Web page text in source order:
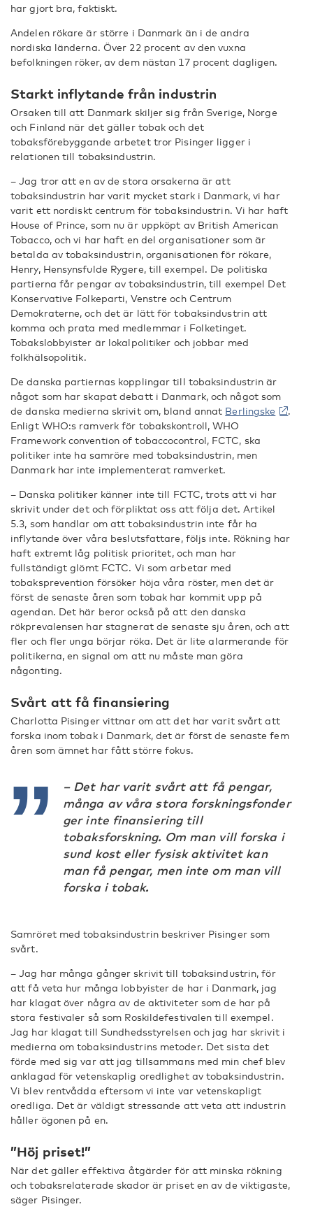
har gjort bra, faktiskt.
Andelen rökare är större i Danmark än i de andra
nordiska länderna. Över 22 procent av den vuxna
befolkningen röker, av dem nästan 17 procent dagligen.
Starkt inflytande från industrin
Orsaken till att Danmark skiljer sig från Sverige, Norge
och Finland när det gäller tobak och det
tobaksförebyggande arbetet tror Pisinger ligger i
relationen till tobaksindustrin.
– Jag tror att en av de stora orsakerna är att
tobaksindustrin har varit mycket stark i Danmark, vi har
varit ett nordiskt centrum för tobaksindustrin. Vi har haft
House of Prince, som nu är uppköpt av British American
Tobacco, och vi har haft en del organisationer som är
betalda av tobaksindustrin, organisationen för rökare,
Henry, Hensynsfulde Rygere, till exempel. De politiska
partierna får pengar av tobaksindustrin, till exempel Det
Konservative Folkeparti, Venstre och Centrum
Demokraterne, och det är lätt för tobaksindustrin att
komma och prata med medlemmar i Folketinget.
Tobakslobbyister är lokalpolitiker och jobbar med
folkhälsopolitik.
De danska partiernas kopplingar till tobaksindustrin är
något som har skapat debatt i Danmark, och något som
de danska medierna skrivit om, bland annat Berlingske
.
Enligt WHO:s ramverk för tobakskontroll, WHO
Framework convention of tobaccocontrol, FCTC, ska
politiker inte ha samröre med tobaksindustrin, men
Danmark har inte implementerat ramverket.
– Danska politiker känner inte till FCTC, trots att vi har
skrivit under det och förpliktat oss att följa det. Artikel
5.3, som handlar om att tobaksindustrin inte får ha
inflytande över våra beslutsfattare, följs inte. Rökning har
haft extremt låg politisk prioritet, och man har
fullständigt glömt FCTC. Vi som arbetar med
tobaksprevention försöker höja våra röster, men det är
först de senaste åren som tobak har kommit upp på
agendan. Det här beror också på att den danska
rökprevalensen har stagnerat de senaste sju åren, och att
fler och fler unga börjar röka. Det är lite alarmerande för
politikerna, en signal om att nu måste man göra
någonting.
Svårt att få finansiering
Charlotta Pisinger vittnar om att det har varit svårt att
forska inom tobak i Danmark, det är först de senaste fem
åren som ämnet har fått större fokus.
– Det har varit svårt att få pengar,
många av våra stora forskningsfonder
ger inte finansiering till
tobaksforskning. Om man vill forska i
sund kost eller fysisk aktivitet kan
man få pengar, men inte om man vill
forska i tobak.
Samröret med tobaksindustrin beskriver Pisinger som
svårt.
– Jag har många gånger skrivit till tobaksindustrin, för
att få veta hur många lobbyister de har i Danmark, jag
har klagat över några av de aktiviteter som de har på
stora festivaler så som Roskildefestivalen till exempel.
Jag har klagat till Sundhedsstyrelsen och jag har skrivit i
medierna om tobaksindustrins metoder. Det sista det
förde med sig var att jag tillsammans med min chef blev
anklagad för vetenskaplig oredlighet av tobaksindustrin.
Vi blev rentvådda eftersom vi inte var vetenskapligt
oredliga. Det är väldigt stressande att veta att industrin
håller ögonen på en.
”Höj priset!”
När det gäller effektiva åtgärder för att minska rökning
och tobaksrelaterade skador är priset en av de viktigaste,
säger Pisinger.